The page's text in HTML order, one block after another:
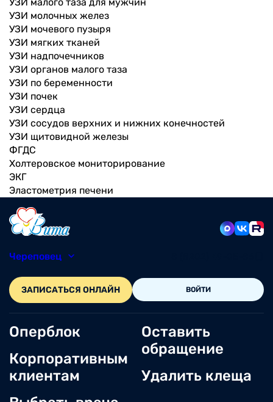
УЗИ молочных желез
УЗИ мочевого пузыря
УЗИ мягких тканей
УЗИ надпочечников
УЗИ органов малого таза
УЗИ по беременности
УЗИ почек
УЗИ сердца
УЗИ сосудов верхних и нижних конечностей
УЗИ щитовидной железы
ФГДС
Холтеровское мониторирование
ЭКГ
Эластометрия печени
Череповец
ЗАПИСАТЬСЯ ОНЛАЙН ВОЙТИ
Оперблок
Корпоративным
клиентам
Оставить
обращение
Удалить клеща